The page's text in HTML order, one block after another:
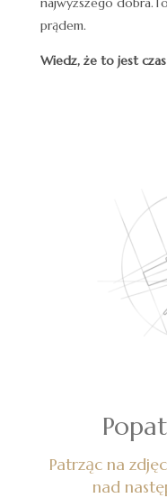
prądem.
Wiedz, że to jest
Patrząc na
nad